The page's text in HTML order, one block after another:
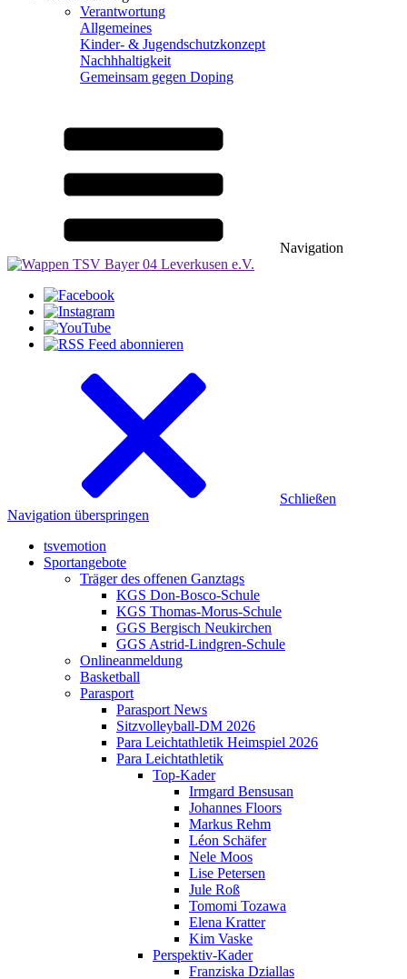
Verantwortung
Allgemeines
Kinder- & Jugendschutzkonzept
Nachhhaltigkeit
Gemeinsam gegen Doping
Navigation
Schließen
Navigation überspringen
tsvemotion
Sportangebote
Träger des offenen Ganztags
KGS Don-Bosco-Schule
KGS Thomas-Morus-Schule
GGS Bergisch Neukirchen
GGS Astrid-Lindgren-Schule
Onlineanmeldung
Basketball
Parasport
Parasport News
Sitzvolleyball-DM 2026
Para Leichtathletik Heimspiel 2026
Para Leichtathletik
Top-Kader
Irmgard Bensusan
Johannes Floors
Markus Rehm
Léon Schäfer
Nele Moos
Lise Petersen
Jule Roß
Tomomi Tozawa
Elena Kratter
Kim Vaske
Perspektiv-Kader
Franziska Dziallas